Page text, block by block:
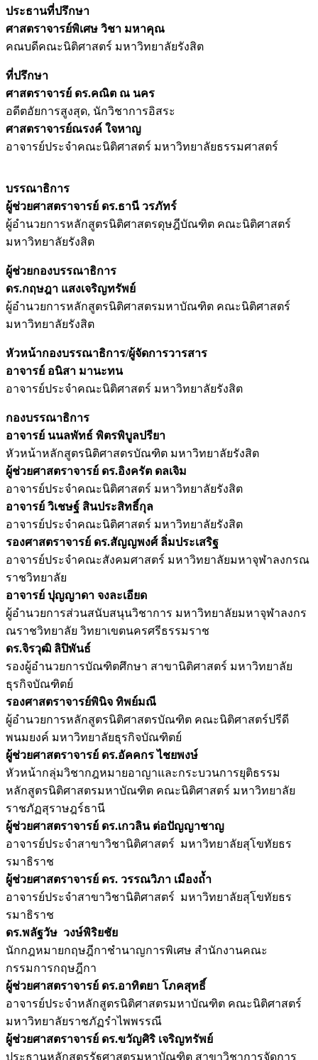
ประธานที่ปรึกษา
ศาสตราจารย์พิเศษ วิชา มหาคุณ
คณบดีคณะนิติศาสตร์ มหาวิทยาลัยรังสิต
ที่ปรึกษา
ศาสตราจารย์ ดร.คณิต ณ นคร
อดีตอัยการสูงสุด, นักวิชาการอิสระ
ศาสตราจารย์ณรงค์ ใจหาญ
อาจารย์ประจำคณะนิติศาสตร์ มหาวิทยาลัยธรรมศาสตร์
บรรณาธิการ
ผู้ช่วยศาสตราจารย์ ดร.ธานี วรภัทร์
ผู้อำนวยการหลักสูตรนิติศาสตรดุษฎีบัณฑิต คณะนิติศาสตร์
มหาวิทยาลัยรังสิต
ผู้ช่วยกองบรรณาธิการ
ดร.กฤษฎา แสงเจริญทรัพย์
ผู้อำนวยการหลักสูตรนิติศาสตรมหาบัณฑิต คณะนิติศาสตร์
มหาวิทยาลัยรังสิต
หัวหน้ากองบรรณาธิการ/ผู้จัดการวารสาร
อาจารย์ อนิสา มานะทน
อาจารย์ประจำคณะนิติศาสตร์ มหาวิทยาลัยรังสิต
กองบรรณาธิการ
อาจารย์ นนลพัทธ์ พิตรพิบูลปรียา
หัวหน้าหลักสูตรนิติศาสตรบัณฑิต มหาวิทยาลัยรังสิต
ผู้ช่วยศาสตราจารย์ ดร.อิงครัต ดลเจิม
อาจารย์ประจำคณะนิติศาสตร์ มหาวิทยาลัยรังสิต
อาจารย์ วิเชษฐ์ สินประสิทธิ์กุล
อาจารย์ประจำคณะนิติศาสตร์ มหาวิทยาลัยรังสิต
รองศาสตราจารย์ ดร.สัญญพงศ์ ลิ่มประเสริฐ
อาจารย์ประจำคณะสังคมศาสตร์ มหาวิทยาลัยมหาจุฬาลงกรณ
ราชวิทยาลัย
อาจารย์ ปุญญาดา จงละเอียด
ผู้อำนวยการส่วนสนับสนุนวิชาการ มหาวิทยาลัยมหาจุฬาลงกร
ณราชวิทยาลัย วิทยาเขตนครศรีธรรมราช
ดร.จิรวุฒิ ลิปิพันธ์
รองผู้อำนวยการบัณฑิตศึกษา สาขานิติศาสตร์ มหาวิทยาลัย
ธุรกิจบัณฑิตย์
รองศาสตราจารย์พินิจ ทิพย์มณี
ผู้อำนวยการหลักสูตรนิติศาสตรบัณฑิต คณะนิติศาสตร์ปรีดี
พนมยงค์ มหาวิทยาลัยธุรกิจบัณฑิตย์
ผู้ช่วยศาสตราจารย์ ดร.อัคคกร ไชยพงษ์
หัวหน้ากลุ่มวิชากฎหมายอาญาและกระบวนการยุติธรรม
หลักสูตรนิติศาสตรมหาบัณฑิต คณะนิติศาสตร์ มหาวิทยาลัย
ราชภัฏสุราษฎร์ธานี
ผู้ช่วยศาสตราจารย์ ดร.เกวลิน ต่อปัญญาชาญ
อาจารย์ประจำสาขาวิชานิติศาสตร์ มหาวิทยาลัยสุโขทัยธร
รมาธิราช
ผู้ช่วยศาสตราจารย์ ดร. วรรณวิภา เมืองถ้ำ
อาจารย์ประจำสาขาวิชานิติศาสตร์ มหาวิทยาลัยสุโขทัยธร
รมาธิราช
ดร.พลัฐวัษ วงษ์พิริยชัย
นักกฎหมายกฤษฎีกาชำนาญการพิเศษ สำนักงานคณะ
กรรมการกฤษฎีกา
ผู้ช่วยศาสตราจารย์ ดร.อาทิตยา โภคสุทธิ์
อาจารย์ประจำหลักสูตรนิติศาสตรมหาบัณฑิต คณะนิติศาสตร์
มหาวิทยาลัยราชภัฏรำไพพรรณี
ผู้ช่วยศาสตราจารย์ ดร.ขวัญศิริ เจริญทรัพย์
ประธานหลักสูตรรัฐศาสตรมหาบัณฑิต สาขาวิชาการจัดการ